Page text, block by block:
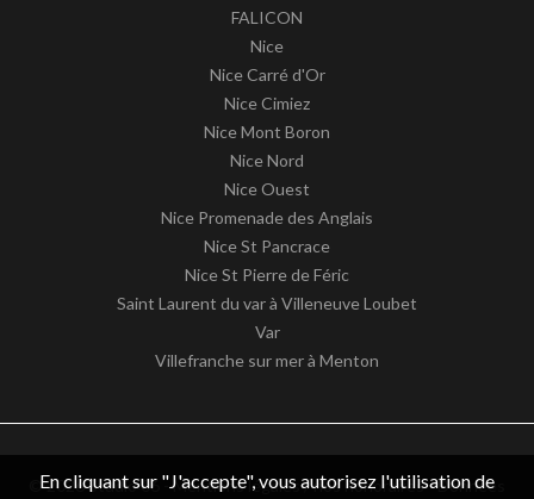
FALICON
Nice
Nice Carré d'Or
Nice Cimiez
Nice Mont Boron
Nice Nord
Nice Ouest
Nice Promenade des Anglais
Nice St Pancrace
Nice St Pierre de Féric
Saint Laurent du var à Villeneuve Loubet
Var
Villefranche sur mer à Menton
© 2026 Studio 06 -Mentions légales / nos honoraires-Données
En cliquant sur "J'accepte", vous autorisez l'utilisation de